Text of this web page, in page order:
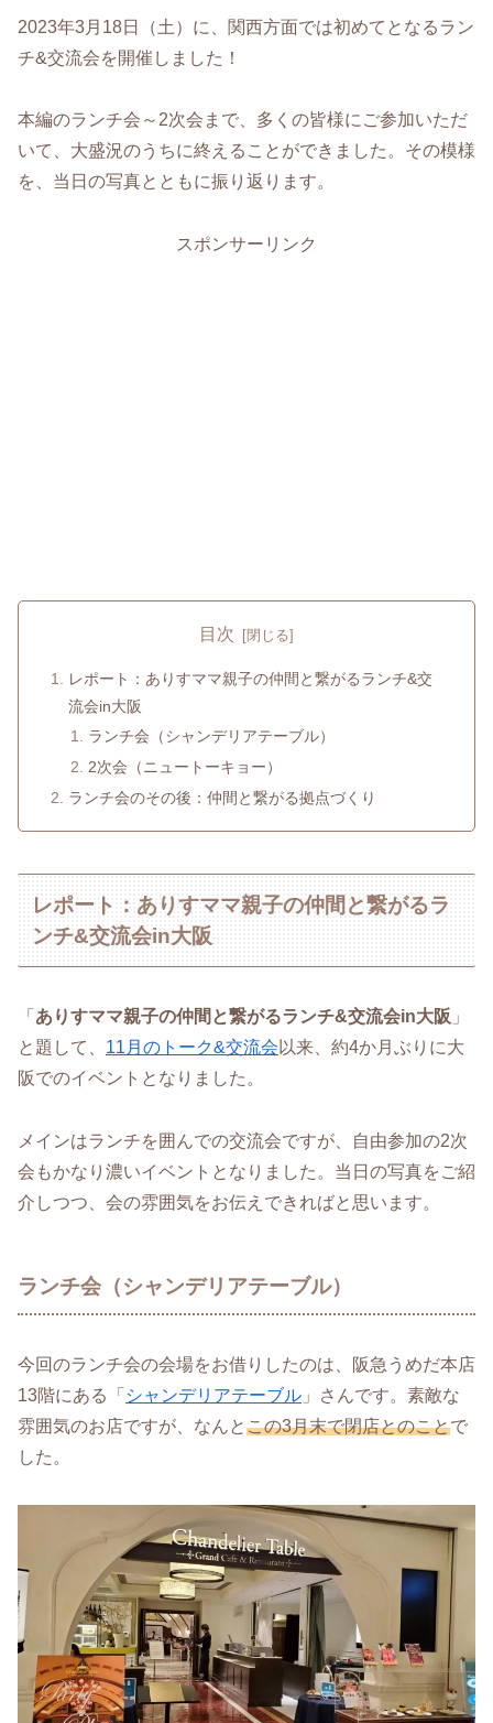
2023年3月18日（土）に、関西方面では初めてとなるラン
チ&交流会を開催しました！
本編のランチ会～2次会まで、多くの皆様にご参加いただ
いて、大盛況のうちに終えることができました。その模様
を、当日の写真とともに振り返ります。
スポンサーリンク
目次
レポート：ありすママ親子の仲間と繋がるランチ&交
流会in大阪
ランチ会（シャンデリアテーブル）
2次会（ニュートーキョー）
ランチ会のその後：仲間と繋がる拠点づくり
レポート：ありすママ親子の仲間と繋がるラ
ンチ&交流会in大阪
「 ありすママ親子の仲間と繋がるランチ&交流会in大阪 」
と題して、 11月のトーク&交流会以来、約4か月ぶりに大
阪でのイベントとなりました。
メインはランチを囲んでの交流会ですが、自由参加の2次
会もかなり濃いイベントとなりました。当日の写真をご紹
介しつつ、会の雰囲気をお伝えできればと思います。
ランチ会（シャンデリアテーブル）
今回のランチ会の会場をお借りしたのは、阪急うめだ本店
13階にある「 シャンデリアテーブル 」さんです。素敵な
雰囲気のお店ですが、なんとこの3月末で閉店とのことで
した。